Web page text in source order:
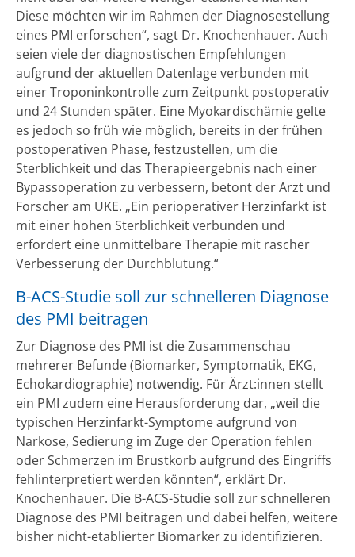
Diese möchten wir im Rahmen der Diagnosestellung
eines PMI erforschen“, sagt Dr. Knochenhauer. Auch
seien viele der diagnostischen Empfehlungen
aufgrund der aktuellen Datenlage verbunden mit
einer Troponinkontrolle zum Zeitpunkt postoperativ
und 24 Stunden später. Eine Myokardischämie gelte
es jedoch so früh wie möglich, bereits in der frühen
postoperativen Phase, festzustellen, um die
Sterblichkeit und das Therapieergebnis nach einer
Bypassoperation zu verbessern, betont der Arzt und
Forscher am UKE. „Ein perioperativer Herzinfarkt ist
mit einer hohen Sterblichkeit verbunden und
erfordert eine unmittelbare Therapie mit rascher
Verbesserung der Durchblutung.“
B-ACS-Studie soll zur schnelleren Diagnose
des PMI beitragen
Zur Diagnose des PMI ist die Zusammenschau
mehrerer Befunde (Biomarker, Symptomatik, EKG,
Echokardiographie) notwendig. Für Ärzt:innen stellt
ein PMI zudem eine Herausforderung dar, „weil die
typischen Herzinfarkt-Symptome aufgrund von
Narkose, Sedierung im Zuge der Operation fehlen
oder Schmerzen im Brustkorb aufgrund des Eingriffs
fehlinterpretiert werden könnten“, erklärt Dr.
Knochenhauer. Die B-ACS-Studie soll zur schnelleren
Diagnose des PMI beitragen und dabei helfen, weitere
bisher nicht-etablierter Biomarker zu identifizieren.